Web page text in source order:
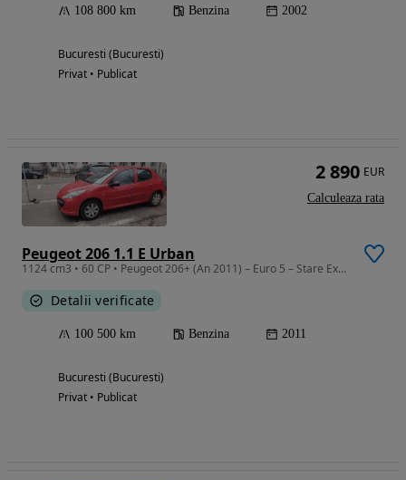
108 800 km Benzina 2002
Bucuresti (Bucuresti)
Privat • Publicat
Peugeot 206 1.1 E Urban
1124 cm3 • 60 CP • Peugeot 206+ (An 2011) – Euro 5 – Stare Excelentă / Ideal Oras
Detalii verificate
100 500 km Benzina 2011
Bucuresti (Bucuresti)
Privat • Publicat
2 890 EUR
Calculeaza rata